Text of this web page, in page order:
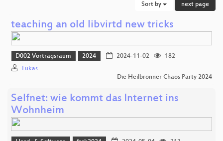
Sort by next page
teaching an old libvirtd new tricks
D002 Vortragsraum 2024 2024-11-02
182
Lukas
Die Heilbronner Chaos Party 2024
Selfnet: wie kommt das Internet ins
Wohnheim